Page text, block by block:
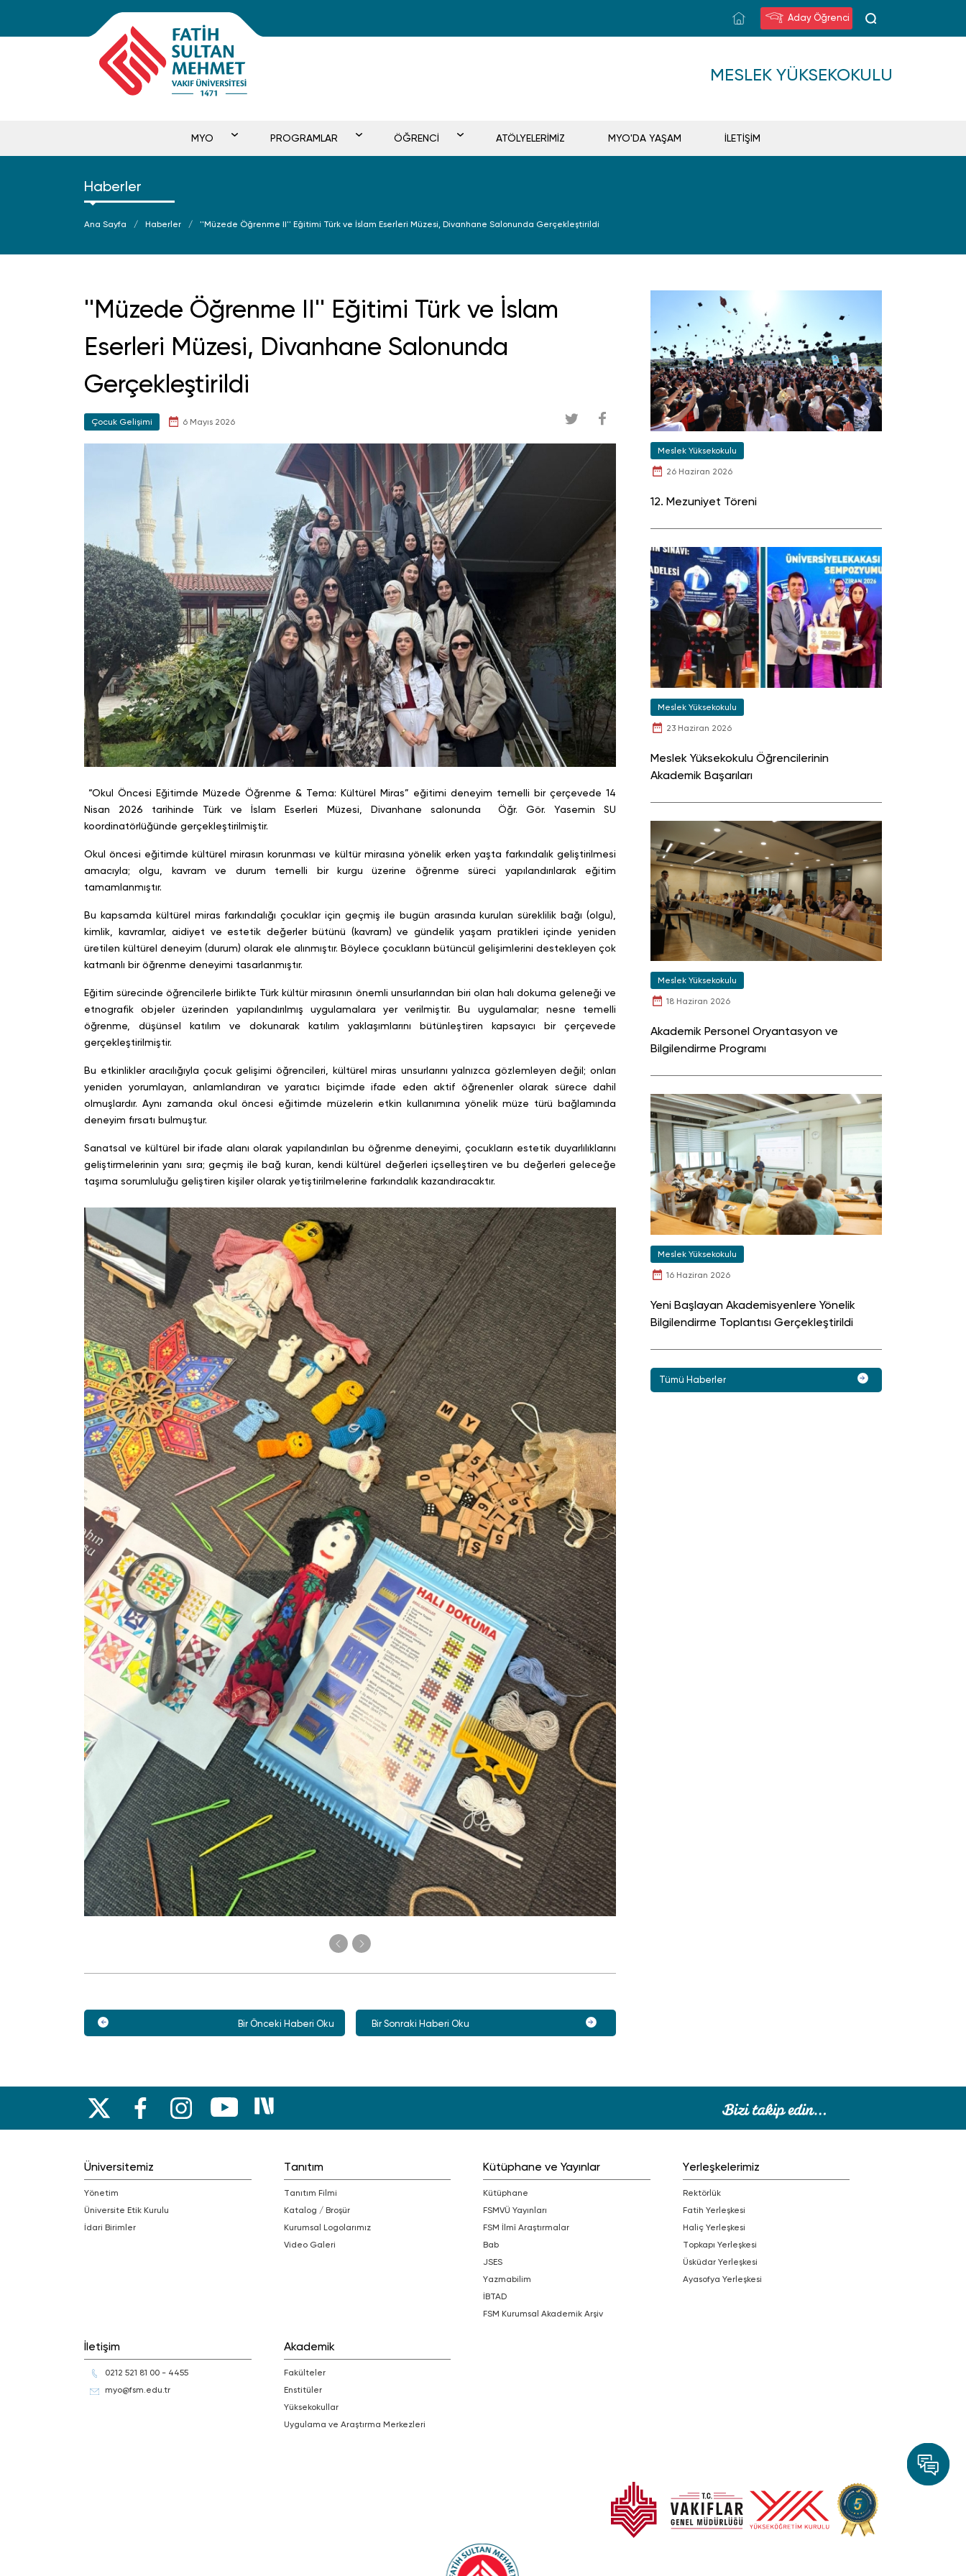
Aday Öğrenci
MESLEK YÜKSEKOKULU
MYO PROGRAMLAR ÖĞRENCİ ATÖLYELERİMİZ MYO'DA YAŞAM İLETİŞİM
Haberler
Ana Sayfa Haberler ''Müzede Öğrenme II'' Eğitimi Türk ve İslam Eserleri Müzesi, Divanhane Salonunda Gerçekleştirildi
''Müzede Öğrenme II'' Eğitimi Türk ve İslam
Eserleri Müzesi, Divanhane Salonunda
Gerçekleştirildi
Çocuk Gelişimi 6 Mayıs 2026
“Okul Öncesi Eğitimde Müzede Öğrenme & Tema: Kültürel Miras” eğitimi deneyim temelli bir çerçevede 14
Nisan 2026 tarihinde Türk ve İslam Eserleri Müzesi, Divanhane salonunda Öğr. Gör. Yasemin SU
koordinatörlüğünde gerçekleştirilmiştir.
Okul öncesi eğitimde kültürel mirasın korunması ve kültür mirasına yönelik erken yaşta farkındalık geliştirilmesi
amacıyla; olgu, kavram ve durum temelli bir kurgu üzerine öğrenme süreci yapılandırılarak eğitim
tamamlanmıştır.
Bu kapsamda kültürel miras farkındalığı çocuklar için geçmiş ile bugün arasında kurulan süreklilik bağı (olgu),
kimlik, kavramlar, aidiyet ve estetik değerler bütünü (kavram) ve gündelik yaşam pratikleri içinde yeniden
üretilen kültürel deneyim (durum) olarak ele alınmıştır. Böylece çocukların bütüncül gelişimlerini destekleyen çok
katmanlı bir öğrenme deneyimi tasarlanmıştır.
Eğitim sürecinde öğrencilerle birlikte Türk kültür mirasının önemli unsurlarından biri olan halı dokuma geleneği ve
etnografik objeler üzerinden yapılandırılmış uygulamalara yer verilmiştir. Bu uygulamalar; nesne temelli
öğrenme, düşünsel katılım ve dokunarak katılım yaklaşımlarını bütünleştiren kapsayıcı bir çerçevede
gerçekleştirilmiştir.
Bu etkinlikler aracılığıyla çocuk gelişimi öğrencileri, kültürel miras unsurlarını yalnızca gözlemleyen değil; onları
yeniden yorumlayan, anlamlandıran ve yaratıcı biçimde ifade eden aktif öğrenenler olarak sürece dahil
olmuşlardır. Aynı zamanda okul öncesi eğitimde müzelerin etkin kullanımına yönelik müze türü bağlamında
deneyim fırsatı bulmuştur.
Sanatsal ve kültürel bir ifade alanı olarak yapılandırılan bu öğrenme deneyimi, çocukların estetik duyarlılıklarını
geliştirmelerinin yanı sıra; geçmiş ile bağ kuran, kendi kültürel değerleri içselleştiren ve bu değerleri geleceğe
taşıma sorumluluğu geliştiren kişiler olarak yetiştirilmelerine farkındalık kazandıracaktır.
Bir Önceki Haberi Oku Bir Sonraki Haberi Oku
Meslek Yüksekokulu
26 Haziran 2026
12. Mezuniyet Töreni
Meslek Yüksekokulu
23 Haziran 2026
Meslek Yüksekokulu Öğrencilerinin
Akademik Başarıları
Meslek Yüksekokulu
18 Haziran 2026
Akademik Personel Oryantasyon ve
Bilgilendirme Programı
Meslek Yüksekokulu
16 Haziran 2026
Yeni Başlayan Akademisyenlere Yönelik
Bilgilendirme Toplantısı Gerçekleştirildi
Tümü Haberler
Üniversitemiz
Yönetim
Üniversite Etik Kurulu
İdari Birimler
Tanıtım
Tanıtım Filmi
Katalog / Broşür
Kurumsal Logolarımız
Video Galeri
Kütüphane ve Yayınlar
Kütüphane
FSMVÜ Yayınları
FSM İlmî Araştırmalar
bab
JSES
Yazmabilim
İBTAD
FSM Kurumsal Akademik Arşiv
Yerleşkelerimiz
Rektörlük
Fatih Yerleşkesi
Haliç Yerleşkesi
Topkapı Yerleşkesi
Üsküdar Yerleşkesi
Ayasofya Yerleşkesi
İletişim
0212 521 81 00 - 4455
myo@fsm.edu.tr
Akademik
Fakülteler
Enstitüler
Yüksekokullar
Uygulama ve Araştırma Merkezleri